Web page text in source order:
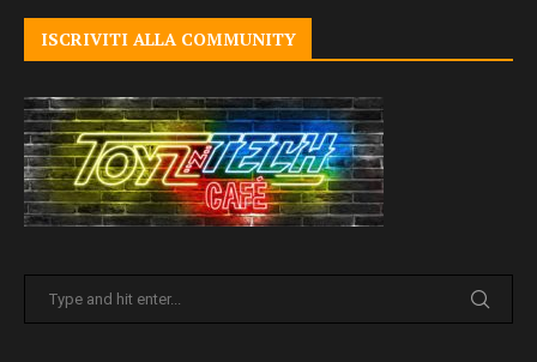
ISCRIVITI ALLA COMMUNITY